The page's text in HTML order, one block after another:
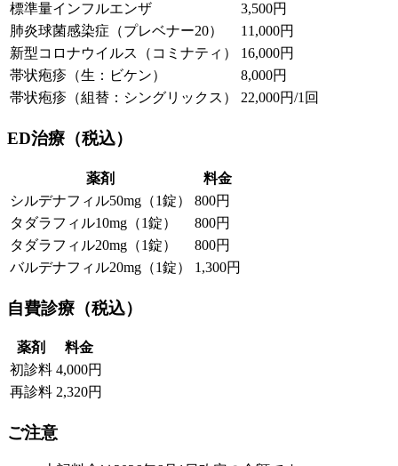
標準量インフルエンザ
3,500円
肺炎球菌感染症（プレベナー20）
11,000円
新型コロナウイルス（コミナティ）
16,000円
帯状疱疹（生：ビケン）
8,000円
帯状疱疹（組替：シングリックス）
22,000円/1回
ED治療（税込）
薬剤
料金
シルデナフィル50mg（1錠）
800円
タダラフィル10mg（1錠）
800円
タダラフィル20mg（1錠）
800円
バルデナフィル20mg（1錠）
1,300円
自費診療（税込）
薬剤
料金
初診料 4,000円
再診料 2,320円
ご注意